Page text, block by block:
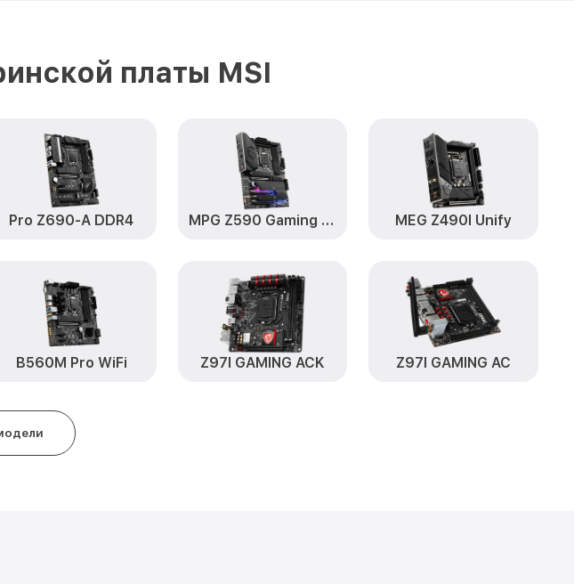
платы MSI
Pro Z690-A DDR4 MPG Z590 Gaming Plus MEG Z490I Unify
B560M Pro WiFi Z97I GAMING ACK Z97I GAMING AC